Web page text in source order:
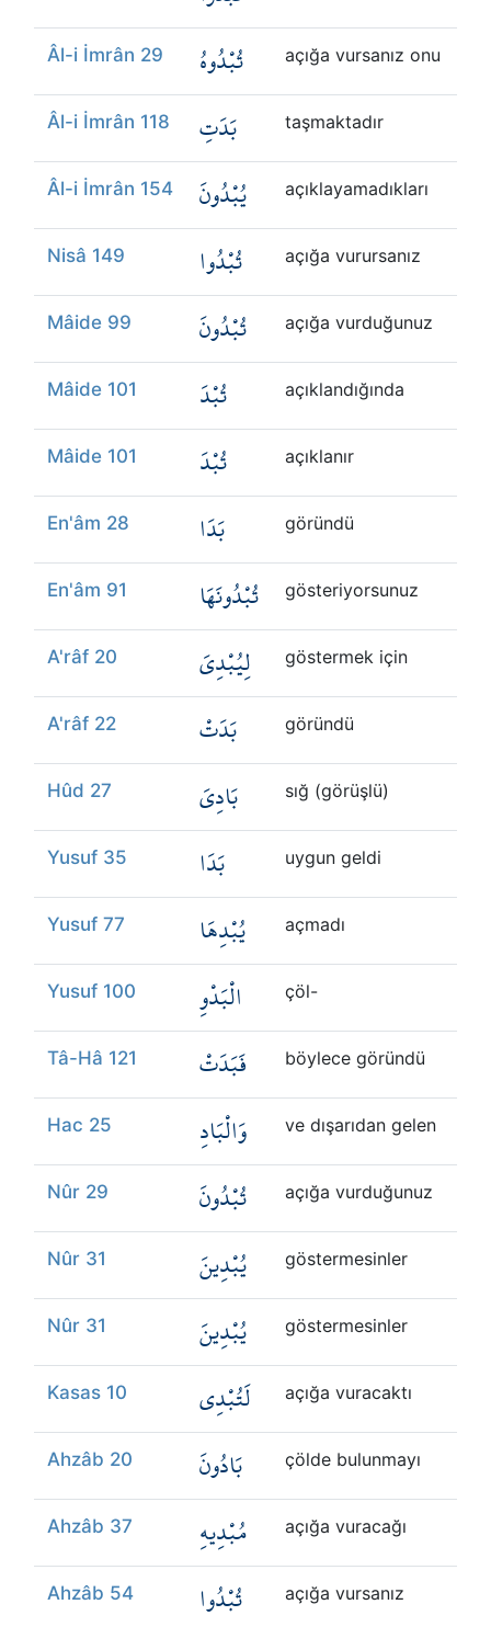
Âl-i İmrân 29 تُبْدُوهُ açığa vursanız onu
Âl-i İmrân 118 بَدَتِ taşmaktadır
Âl-i İmrân 154 يُبْدُونَ açıklayamadıkları
Nisâ 149 تُبْدُوا açığa vurursanız
Mâide 99 تُبْدُونَ açığa vurduğunuz
Mâide 101 تُبْدَ açıklandığında
Mâide 101 تُبْدَ açıklanır
En'âm 28 بَدَا göründü
En'âm 91 تُبْدُونَهَا gösteriyorsunuz
A'râf 20 لِيُبْدِيَ göstermek için
A'râf 22 بَدَتْ göründü
Hûd 27 بَادِيَ sığ (görüşlü)
Yusuf 35 بَدَا uygun geldi
Yusuf 77 يُبْدِهَا açmadı
Yusuf 100 الْبَدْوِ çöl-
Tâ-Hâ 121 فَبَدَتْ böylece göründü
Hac 25 وَالْبَادِ ve dışarıdan gelen
Nûr 29 تُبْدُونَ açığa vurduğunuz
Nûr 31 يُبْدِينَ göstermesinler
Nûr 31 يُبْدِينَ göstermesinler
Kasas 10 لَتُبْدِي açığa vuracaktı
Ahzâb 20 بَادُونَ çölde bulunmayı
Ahzâb 37 مُبْدِيهِ açığa vuracağı
Ahzâb 54 تُبْدُوا açığa vursanız